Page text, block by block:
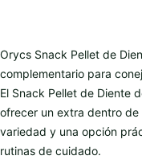
Orycs Snack Pellet de
complementario para
El Snack Pellet de Diente
ofrecer un extra dentro
variedad y una opción
rutinas de cuidado.